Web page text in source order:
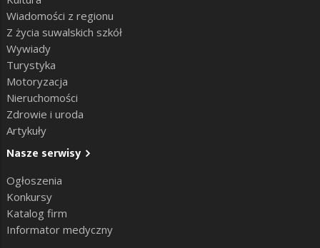
Wiadomości z regionu
Z życia suwalskich szkół
Wywiady
Turystyka
Motoryzacja
Nieruchomości
Zdrowie i uroda
Artykuły
Nasze serwisy
Ogłoszenia
Konkursy
Katalog firm
Informator medyczny